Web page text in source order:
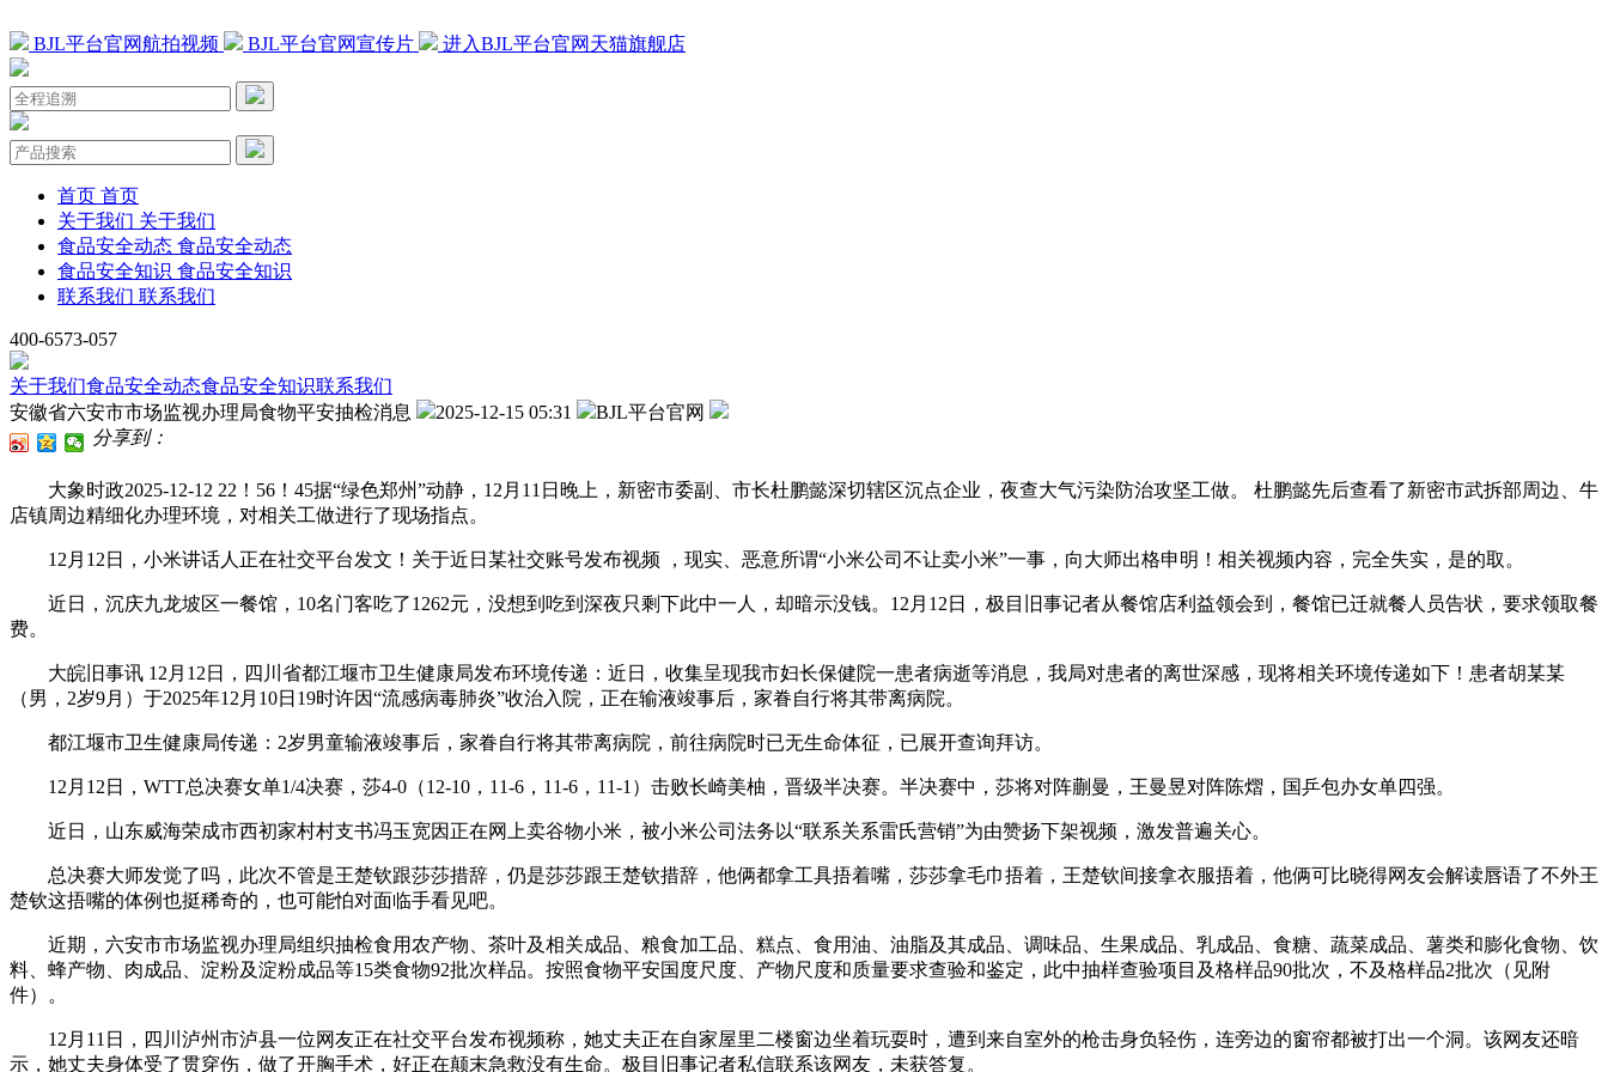
BJL平台官网航拍视频 BJL平台官网宣传片 进入BJL平台官网天猫旗舰店
首页 首页
关于我们 关于我们
食品安全动态 食品安全动态
食品安全知识 食品安全知识
联系我们 联系我们
400-6573-057
关于我们食品安全动态食品安全知识联系我们
安徽省六安市市场监视办理局食物平安抽检消息
2025-12-15 05:31
BJL平台官网
分享到：
大象时政2025-12-12 22！56！45据“绿色郑州”动静，12月11日晚上，新密市委副、市长杜鹏懿深切辖区沉点企业，夜查大气污染防治攻坚工做。 杜鹏懿先后查看了新密市武拆部周边、牛
店镇周边精细化办理环境，对相关工做进行了现场指点。
12月12日，小米讲话人正在社交平台发文！关于近日某社交账号发布视频 ，现实、恶意所谓“小米公司不让卖小米”一事，向大师出格申明！相关视频内容，完全失实，是的取。
近日，沉庆九龙坡区一餐馆，10名门客吃了1262元，没想到吃到深夜只剩下此中一人，却暗示没钱。12月12日，极目旧事记者从餐馆店利益领会到，餐馆已迁就餐人员告状，要求领取餐
费。
大皖旧事讯 12月12日，四川省都江堰市卫生健康局发布环境传递：近日，收集呈现我市妇长保健院一患者病逝等消息，我局对患者的离世深感，现将相关环境传递如下！患者胡某某
（男，2岁9月）于2025年12月10日19时许因“流感病毒肺炎”收治入院，正在输液竣事后，家眷自行将其带离病院。
都江堰市卫生健康局传递：2岁男童输液竣事后，家眷自行将其带离病院，前往病院时已无生命体征，已展开查询拜访。
12月12日，WTT总决赛女单1/4决赛，莎4-0（12-10，11-6，11-6，11-1）击败长崎美柚，晋级半决赛。半决赛中，莎将对阵蒯曼，王曼昱对阵陈熠，国乒包办女单四强。
近日，山东威海荣成市西初家村村支书冯玉宽因正在网上卖谷物小米，被小米公司法务以“联系关系雷氏营销”为由赞扬下架视频，激发普遍关心。
总决赛大师发觉了吗，此次不管是王楚钦跟莎莎措辞，仍是莎莎跟王楚钦措辞，他俩都拿工具捂着嘴，莎莎拿毛巾捂着，王楚钦间接拿衣服捂着，他俩可比晓得网友会解读唇语了不外王
楚钦这捂嘴的体例也挺稀奇的，也可能怕对面临手看见吧。
近期，六安市市场监视办理局组织抽检食用农产物、茶叶及相关成品、粮食加工品、糕点、食用油、油脂及其成品、调味品、生果成品、乳成品、食糖、蔬菜成品、薯类和膨化食物、饮
料、蜂产物、肉成品、淀粉及淀粉成品等15类食物92批次样品。按照食物平安国度尺度、产物尺度和质量要求查验和鉴定，此中抽样查验项目及格样品90批次，不及格样品2批次（见附
件）。
12月11日，四川泸州市泸县一位网友正在社交平台发布视频称，她丈夫正在自家屋里二楼窗边坐着玩耍时，遭到来自室外的枪击身负轻伤，连旁边的窗帘都被打出一个洞。该网友还暗
示，她丈夫身体受了贯穿伤，做了开胸手术，好正在颠末急救没有生命。极目旧事记者私信联系该网友，未获答复。